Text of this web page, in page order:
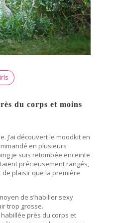
du corps et moins
J’ai découvert le moodkit en
en plusieurs
je suis retombée enceinte
précieusement rangés,
de plaisir que la première
de s’habiller sexy
trop grosse.
près du corps et